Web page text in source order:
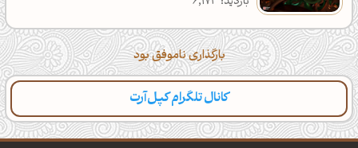
بارگذاری ناموفق بود
کانال تلگرام کپل‌آرت
دسته‌بندی مطالب تازه تایپوگرافی پالت‌ها